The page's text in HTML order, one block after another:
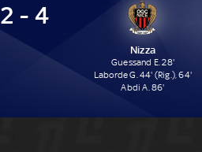
2 - 4
Nizza
Guessand E. 28'
Laborde G. 44' (Rig.), 64'
Abdi A. 86'